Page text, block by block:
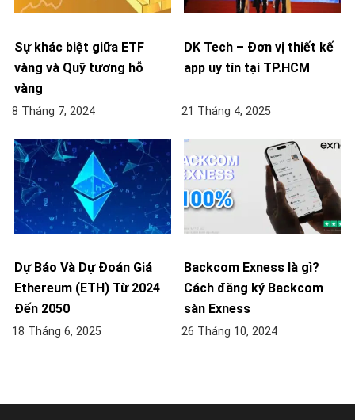
Sự khác biệt giữa ETF
vàng và Quỹ tương hỗ
vàng
8 Tháng 7, 2024
DK Tech – Đơn vị thiết kế
app uy tín tại TP.HCM
21 Tháng 4, 2025
Dự Báo Và Dự Đoán Giá
Ethereum (ETH) Từ 2024
Đến 2050
18 Tháng 6, 2025
Backcom Exness là gì?
Cách đăng ký Backcom
sàn Exness
26 Tháng 10, 2024